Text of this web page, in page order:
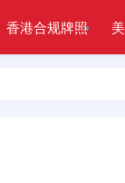
香港合规牌照